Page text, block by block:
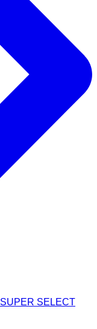
SELECT